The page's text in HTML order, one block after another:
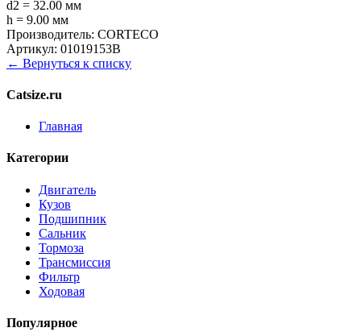
d2 = 32.00 мм
h = 9.00 мм
Производитель: CORTECO
Артикул: 01019153B
← Вернуться к списку
Catsize.ru
Главная
Категории
Двигатель
Кузов
Подшипник
Сальник
Тормоза
Трансмиссия
Фильтр
Ходовая
Популярное